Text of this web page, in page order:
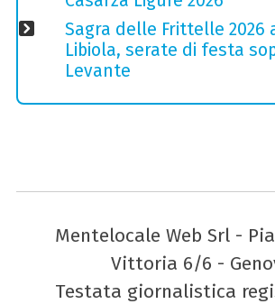
Sagra delle Frittelle 2026
Libiola, serate di festa
Levante
Mentelocale Web Srl -
Vittoria 6/6 -
Testata giornalistica